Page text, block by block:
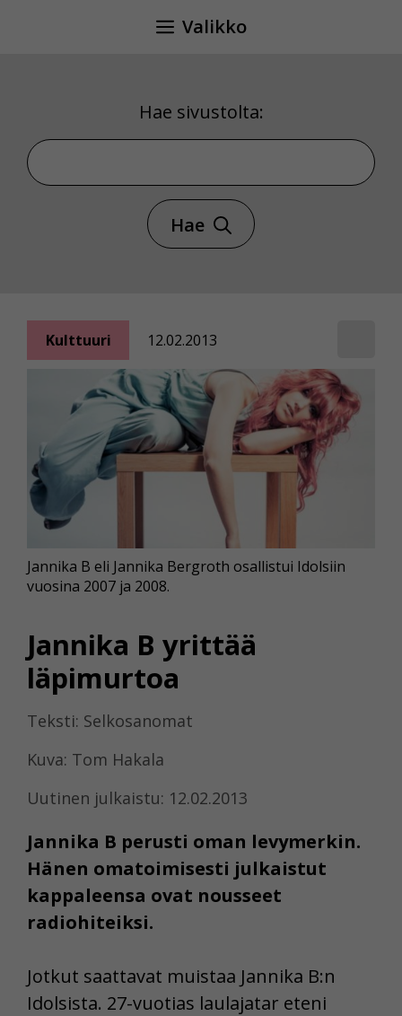
Valikko
Hae sivustolta:
Hae sivustolta
Hae
Kulttuuri 12.02.2013
Jannika B yrittää
läpimurtoa
Teksti: Selkosanomat
Kuva: Tom Hakala
Uutinen julkaistu: 12.02.2013
Jannika B perusti oman levymerkin.
Hänen omatoimisesti julkaistut
kappaleensa ovat nousseet
radiohiteiksi.
Jannika B eli Jannika Bergroth osallistui Idolsiin
vuosina 2007 ja 2008.
Jotkut saattavat muistaa Jannika B:n
Idolsista. 27-vuotias laulajatar eteni